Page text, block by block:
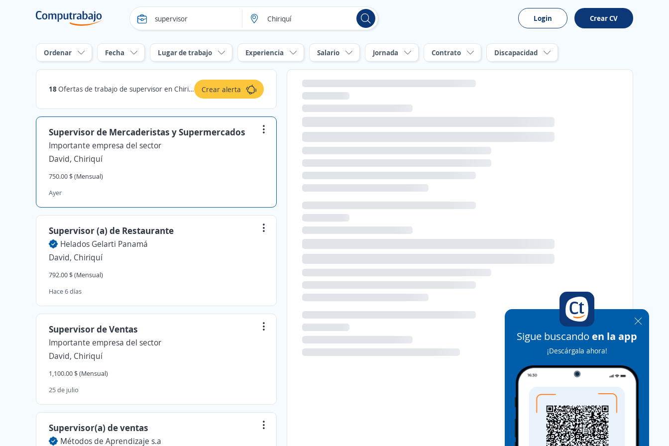
Login Crear CV
Ordenar Fecha Lugar de trabajo Experiencia Salario Jornada Contrato Discapacidad
18 Ofertas de trabajo de supervisor en Chiriquí Crear alerta
Supervisor de Mercaderistas y Supermercados
Importante empresa del sector
David, Chiriquí
750.00 $ (Mensual)
Ayer
Supervisor (a) de Restaurante
Helados Gelarti Panamá
David, Chiriquí
792.00 $ (Mensual)
Hace 6 días
Supervisor de Ventas
Importante empresa del sector
David, Chiriquí
1,100.00 $ (Mensual)
25 de julio
Supervisor(a) de ventas
Métodos de Aprendizaje s.a
Sigue buscando en la app
¡Descárgala ahora!